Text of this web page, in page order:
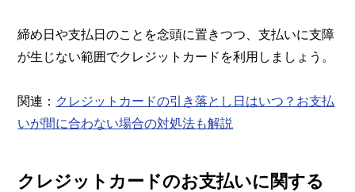
締め日や支払日のことを念頭に置きつつ、支払いに支障
が生じない範囲でクレジットカードを利用しましょう。
関連： クレジットカードの引き落とし日はいつ？お支払
いが間に合わない場合の対処法も解説
クレジットカードのお支払いに関する